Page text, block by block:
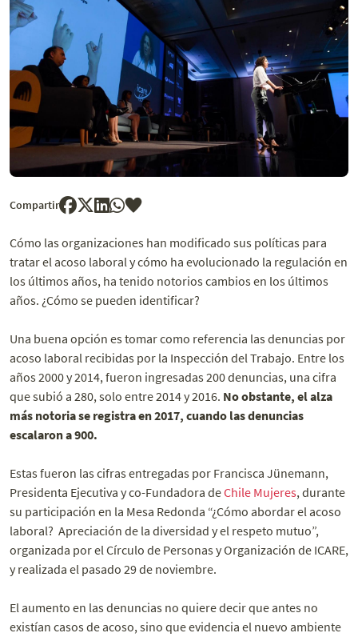
Compartir
Cómo las organizaciones han modificado sus políticas para
tratar el acoso laboral y cómo ha evolucionado la regulación en
los últimos años, ha tenido notorios cambios en los últimos
años. ¿Cómo se pueden identificar?
Una buena opción es tomar como referencia las denuncias por
acoso laboral recibidas por la Inspección del Trabajo. Entre los
años 2000 y 2014, fueron ingresadas 200 denuncias, una cifra
que subió a 280, solo entre 2014 y 2016. No obstante, el alza
más notoria se registra en 2017, cuando las denuncias
escalaron a 900.
Estas fueron las cifras entregadas por Francisca Jünemann,
Presidenta Ejecutiva y co-Fundadora deChile Mujeres, durante
su participación en la Mesa Redonda “¿Cómo abordar el acoso
laboral? Apreciación de la diversidad y el respeto mutuo”,
organizada por el Círculo de Personas y Organización de ICARE,
y realizada el pasado 29 de noviembre.
El aumento en las denuncias no quiere decir que antes no
existían casos de acoso, sino que evidencia el nuevo ambiente